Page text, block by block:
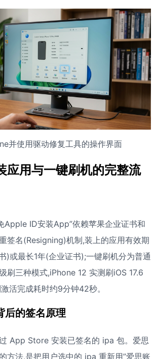
并使用驱动修复工具的操作界面
应用与一键刷机的完整流
Apple ID安装App”依赖苹果企业证书和
签名(Resigning)机制,装上的应用有效期
)或最长1年(企业证书);一键刷机分为普通
刷三种模式,iPhone 12 实测刷iOS 17.6
活完成耗时约9分钟42秒。
后的签名原理
App Store 安装已签名的 ipa 包。爱思
方法,是把用户选中的 ipa 重新用”爱思账